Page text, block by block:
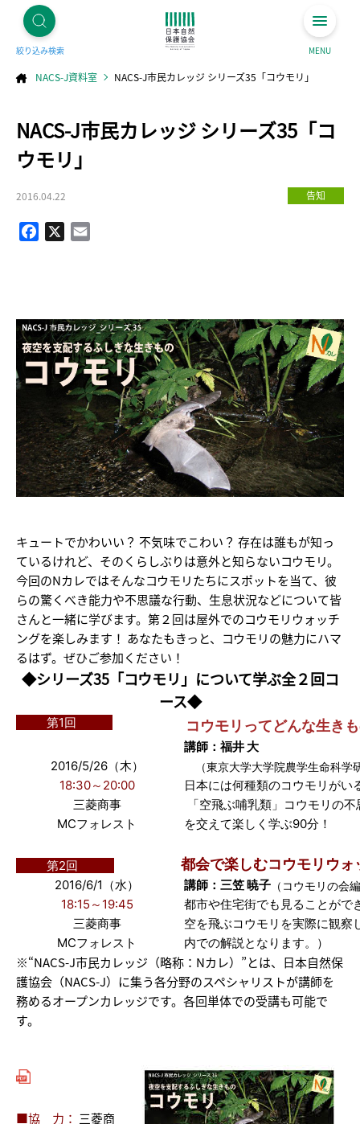
絞り込み検索 MENU
NACS-J資料室 NACS-J市民カレッジ シリーズ35「コウモリ」
NACS-J市民カレッジ シリーズ35「コ
ウモリ」
2016.04.22 告知
Facebook
キュートでかわいい？ 不気味でこわい？ 存在は誰もが知っ
ているけれど、そのくらしぶりは意外と知らないコウモリ。
今回のNカレではそんなコウモリたちにスポットを当て、彼
らの驚くべき能力や不思議な行動、生息状況などについて皆
さんと一緒に学びます。第２回は屋外でのコウモリウォッチ
ングを楽しみます！ あなたもきっと、コウモリの魅力にハマ
るはず。ぜひご参加ください！
◆シリーズ35「コウモリ」について学ぶ全２回コ
ース◆
第1回
2016/5/26（木）
18:30～20:00
三菱商事
MCフォレスト
コウモリってどんな生き
講師：福井 大
（東京大学大学院農学生命科学
日本には何種類のコウモリが
「空飛ぶ哺乳類」コウモリの
を交えて楽しく学ぶ90分！
第2回
2016/6/1（水）
18:15～19:45
三菱商事
MCフォレスト
都会で楽しむコウモリウォ
講師：三笠 暁子 （コウモリの会
都市や住宅街でも見ることがで
空を飛ぶコウモリを実際に観
内での解説となります。）
※“NACS-J市民カレッジ（略称：Nカレ）”とは、日本自然保
護協会（NACS-J）に集う各分野のスペシャリストが講師を
務めるオープンカレッジです。各回単体での受講も可能で
す。
■協 力： 三菱商